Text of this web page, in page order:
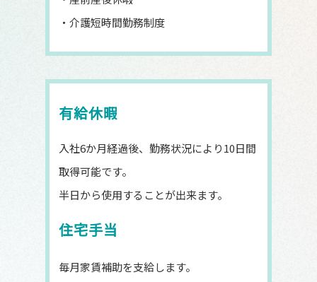
・介護短時間勤務制度
有給休暇
入社6か月経過後、勤務状況により10日間
取得可能です。
半日から使用することが出来ます。
住宅手当
毎月家賃補助を支給します。